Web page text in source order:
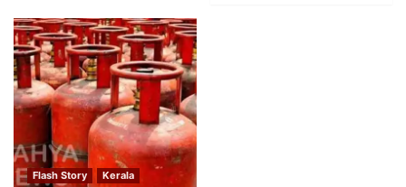
Flash Story
Kerala